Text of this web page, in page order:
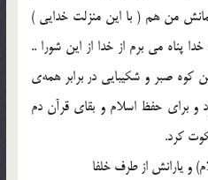
من هم ( با اين منزلت خدايي )
پناه مي برم از خدا از اين شورا ..
كوه صبر و شكيبايي در برابر همه‌ي
براي حفظ اسلام و بقاي قرآن دم
كرد.
و يارانش از طرف خلفا